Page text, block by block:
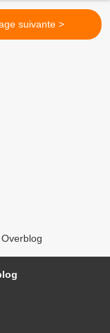
suivante >